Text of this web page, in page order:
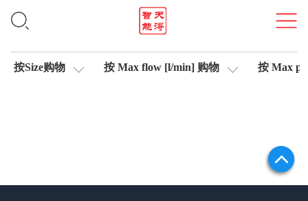
位移传感器
按Size购物 按 Max flow [l/min] 购物 按 Max